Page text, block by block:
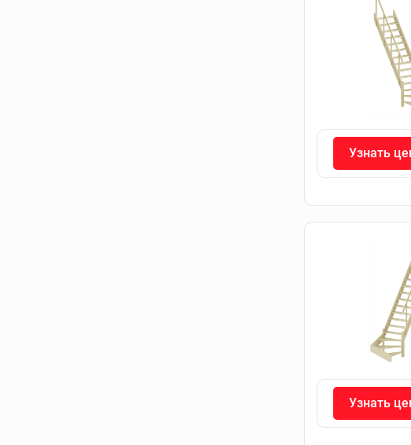
Узнать
Узнать